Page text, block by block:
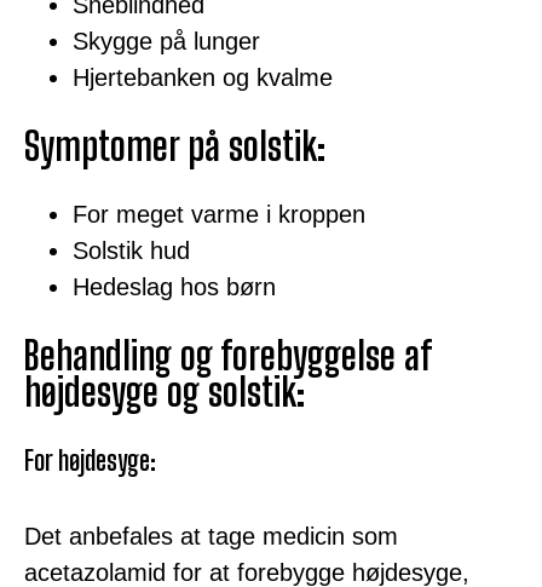
Skygge på lunger
Hjertebanken og kvalme
Symptomer på solstik:
For meget varme i kroppen
Solstik hud
Hedeslag hos børn
Behandling og forebyggelse af
højdesyge og solstik:
For højdesyge:
Det anbefales at tage medicin som
acetazolamid for at forebygge højdesyge,